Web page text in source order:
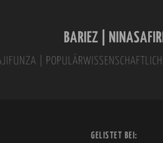
BARIEZ | NINASAFIRI
|
GELISTET BEI: